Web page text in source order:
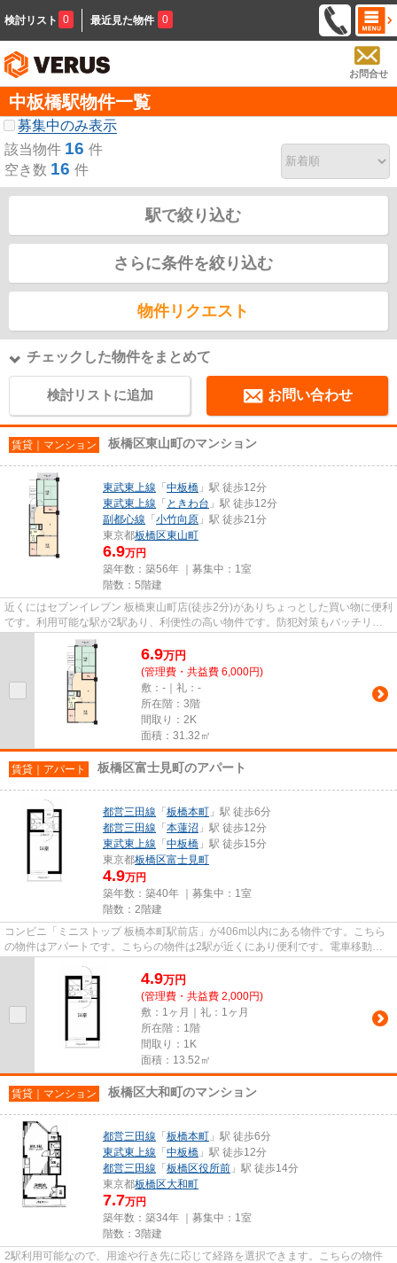
検討リスト 0 最近見た物件 0
お問合せ
中板橋駅物件一覧
募集中のみ表示
該当物件 16 件
空き数 16 件
駅で絞り込む
さらに条件を絞り込む
物件リクエスト
チェックした物件をまとめて
検討リストに追加 お問い合わせ
賃貸｜マンション 板橋区東山町のマンション
東武東上線 「 中板橋 」駅 徒歩12分
東武東上線 「 ときわ台 」駅 徒歩12分
副都心線 「 小竹向原 」駅 徒歩21分
東京都板橋区東山町
6.9万円
築年数：築56年 ｜募集中： 1室
階数：5階建
近くにはセブンイレブン 板橋東山町店(徒歩2分)がありちょっとした買い物に便利
です。利用可能な駅が2駅あり、利便性の高い物件です。防犯対策もバッチリな
マンションタイプの物件です...
6.9万円
(管理費・共益費 6,000円)
敷：-｜礼：-
所在階：3階
間取り：2K
面積：31.32㎡
賃貸｜アパート 板橋区富士見町のアパート
都営三田線 「 板橋本町 」駅 徒歩6分
都営三田線 「 本蓮沼 」駅 徒歩12分
東武東上線 「 中板橋 」駅 徒歩15分
東京都板橋区富士見町
4.9万円
築年数：築40年 ｜募集中： 1室
階数：2階建
コンビニ「ミニストップ 板橋本町駅前店」が406m以内にある物件です。こちら
の物件はアパートです。こちらの物件は2駅が近くにあり便利です。電車移動の
4.9万円
(管理費・共益費 2,000円)
敷：1ヶ月｜礼：1ヶ月
所在階：1階
間取り：1K
面積：13.52㎡
賃貸｜マンション 板橋区大和町のマンション
都営三田線 「 板橋本町 」駅 徒歩6分
東武東上線 「 中板橋 」駅 徒歩12分
都営三田線 「 板橋区役所前 」駅 徒歩14分
東京都板橋区大和町
7.7万円
築年数：築34年 ｜募集中： 1室
階数：3階建
2駅利用可能なので、用途や行き先に応じて経路を選択できます。こちらの物件